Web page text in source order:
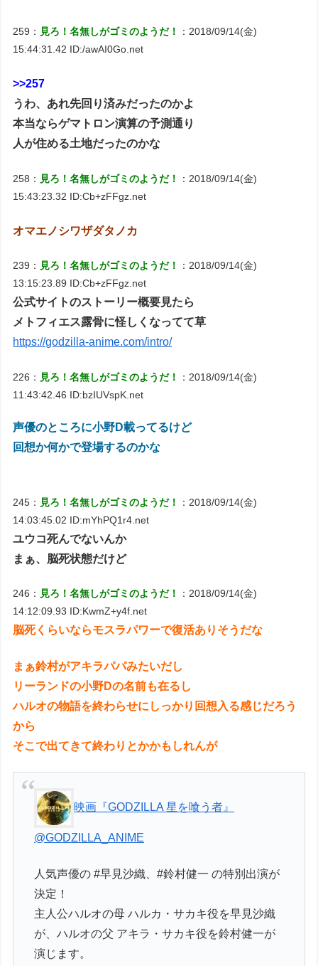
259： 見ろ！名無しがゴミのようだ！
：2018/09/14(金)
15:44:31.42 ID:/awAI0Go.net
>>257
うわ、あれ先回り済みだったのかよ
本当ならゲマトロン演算の予測通り
人が住める土地だったのかな
258： 見ろ！名無しがゴミのようだ！
：2018/09/14(金)
15:43:23.32 ID:Cb+zFFgz.net
オマエノシワザダタノカ
239： 見ろ！名無しがゴミのようだ！
：2018/09/14(金)
13:15:23.89 ID:Cb+zFFgz.net
公式サイトのストーリー概要見たら
メトフィエス露骨に怪しくなってて草
https://godzilla-anime.com/intro/
226： 見ろ！名無しがゴミのようだ！
：2018/09/14(金)
11:43:42.46 ID:bzIUVspK.net
声優のところに小野D載ってるけど
回想か何かで登場するのかな
245： 見ろ！名無しがゴミのようだ！
：2018/09/14(金)
14:03:45.02 ID:mYhPQ1r4.net
ユウコ死んでないんか
まぁ、脳死状態だけど
246： 見ろ！名無しがゴミのようだ！
：2018/09/14(金)
14:12:09.93 ID:KwmZ+y4f.net
脳死くらいならモスラパワーで復活ありそうだな
まぁ鈴村がアキラパパみたいだし
リーランドの小野Dの名前も在るし
ハルオの物語を終わらせにしっかり回想入る感じだろう
から
そこで出てきて終わりとかかもしれんが
映画『GODZILLA 星を喰う者』
@GODZILLA_ANIME
人気声優の #早見沙織、#鈴村健一 の特別出演が
決定！
主人公ハルオの母 ハルカ・サカキ役を早見沙織
が、ハルオの父 アキラ・サカキ役を鈴村健一が
演じます。